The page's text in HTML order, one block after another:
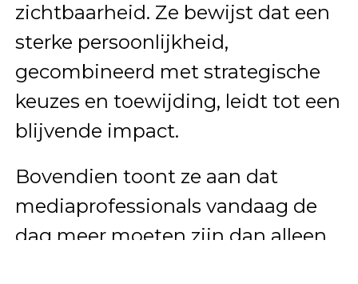
zichtbaarheid. Ze bewijst dat een
sterke persoonlijkheid,
gecombineerd met strategische
keuzes en toewijding, leidt tot een
blijvende impact.
Bovendien toont ze aan dat
mediaprofessionals vandaag de
dag meer moeten zijn dan alleen